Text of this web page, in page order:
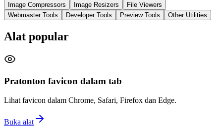
Image Compressors
Image Resizers
File Viewers
Webmaster Tools
Developer Tools Preview Tools Other Utilities
Alat popular
Pratonton favicon dalam tab
Lihat favicon dalam Chrome, Safari, Firefox dan Edge.
Buka alat